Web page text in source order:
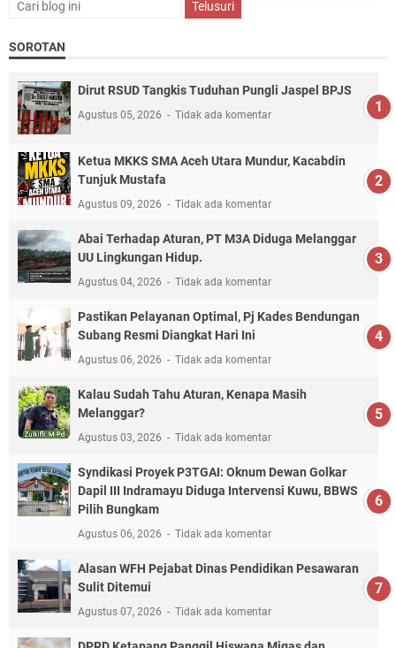
SOROTAN
Dirut RSUD Tangkis Tuduhan Pungli Jaspel BPJS
Agustus 05, 2026 Tidak ada komentar
Ketua MKKS SMA Aceh Utara Mundur, Kacabdin
Tunjuk Mustafa
Agustus 09, 2026 Tidak ada komentar
Abai Terhadap Aturan, PT M3A Diduga Melanggar
UU Lingkungan Hidup.
Agustus 04, 2026 Tidak ada komentar
Pastikan Pelayanan Optimal, Pj Kades Bendungan
Subang Resmi Diangkat Hari Ini
Agustus 06, 2026 Tidak ada komentar
Kalau Sudah Tahu Aturan, Kenapa Masih
Melanggar?
Agustus 03, 2026 Tidak ada komentar
Syndikasi Proyek P3TGAI: Oknum Dewan Golkar
Dapil III Indramayu Diduga Intervensi Kuwu, BBWS
Pilih Bungkam
Agustus 06, 2026 Tidak ada komentar
Alasan WFH Pejabat Dinas Pendidikan Pesawaran
Sulit Ditemui
Agustus 07, 2026 Tidak ada komentar